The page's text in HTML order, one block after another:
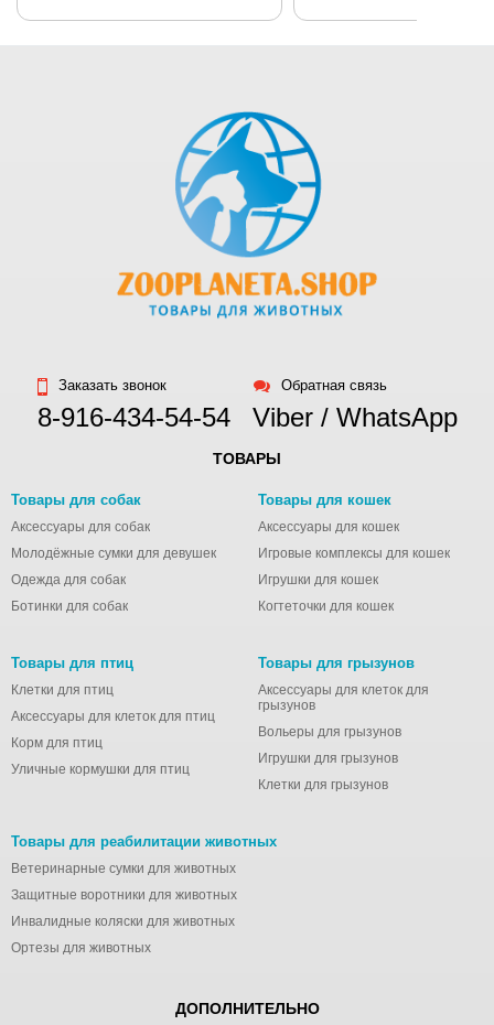
Заказать звонок
8-916-434-54-54
Обратная связь
Viber / WhatsApp
ТОВАРЫ
Товары для собак
Аксессуары для собак
Молодёжные сумки для девушек
Одежда для собак
Ботинки для собак
Товары для кошек
Аксессуары для кошек
Игровые комплексы для кошек
Игрушки для кошек
Когтеточки для кошек
Товары для птиц
Клетки для птиц
Аксессуары для клеток для птиц
Корм для птиц
Уличные кормушки для птиц
Товары для грызунов
Аксессуары для клеток для
грызунов
Вольеры для грызунов
Игрушки для грызунов
Клетки для грызунов
Товары для реабилитации животных
Ветеринарные сумки для животных
Защитные воротники для животных
Инвалидные коляски для животных
Ортезы для животных
ДОПОЛНИТЕЛЬНО